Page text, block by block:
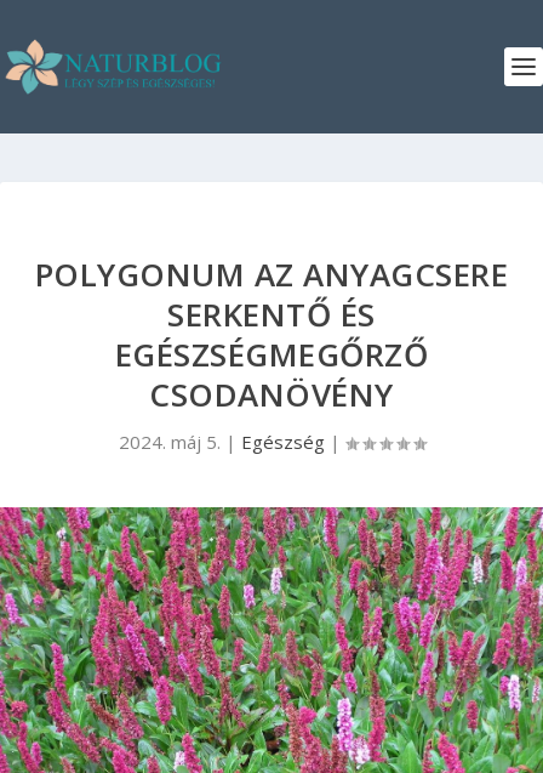
POLYGONUM AZ ANYAGCSERE
SERKENTŐ ÉS
EGÉSZSÉGMEGŐRZŐ
CSODANÖVÉNY
2024. máj 5. | Egészség|